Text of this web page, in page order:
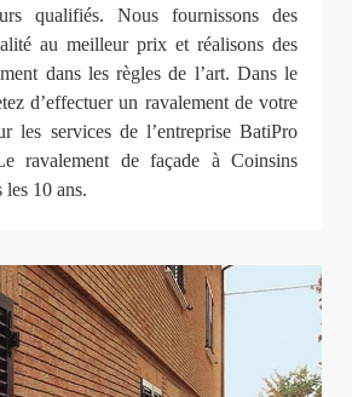
qualifiés. Nous fournissons des
au meilleur prix et réalisons des
dans les règles de l’art. Dans le
d’effectuer un ravalement de votre
les services de l’entreprise BatiPro
ravalement de façade à Coinsins
les 10 ans.